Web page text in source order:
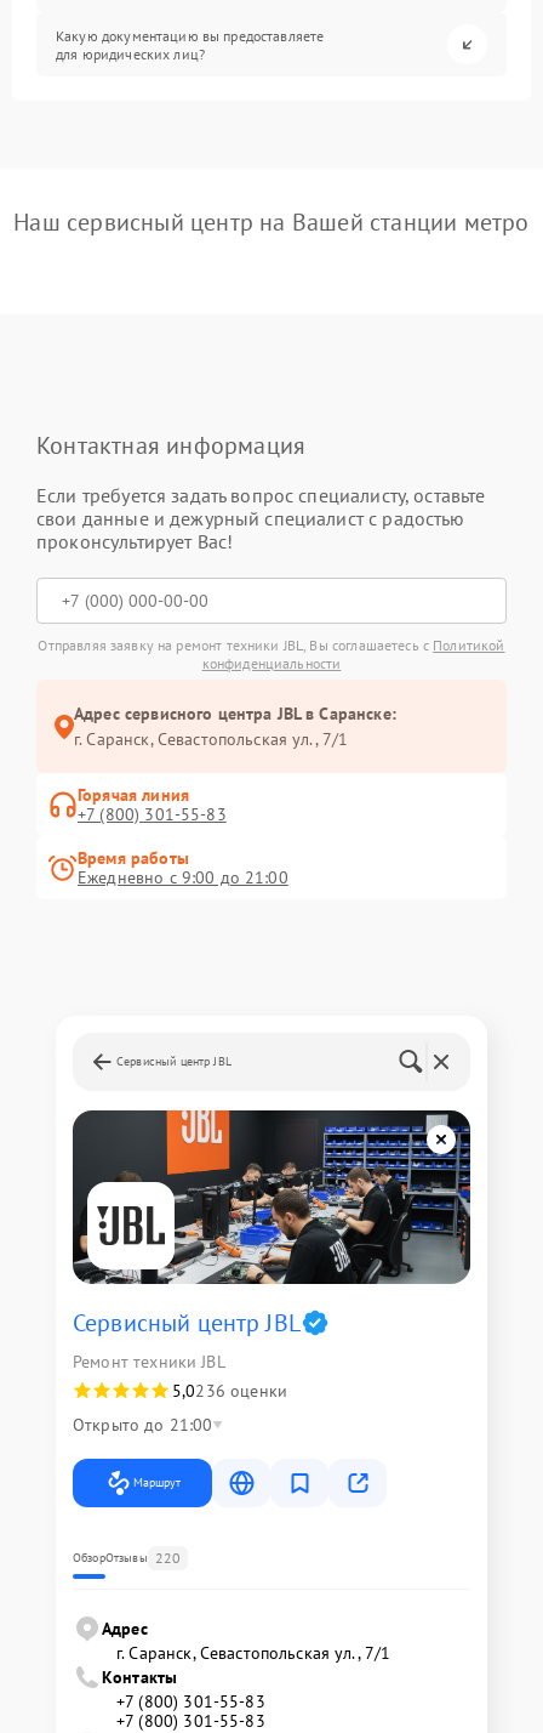
Какую документацию вы предоставляете
для юридических лиц?
Наш сервисный центр на Вашей станции метро
Контактная информация
Если требуется задать вопрос специалисту, оставьте
свои данные и дежурный специалист с радостью
проконсультирует Вас!
Отправляя заявку на ремонт техники JBL, Вы соглашаетесь с Политикой
конфиденциальности
Адрес сервисного центра JBL в Саранске:
г. Саранск, Севастопольская ул., 7/1
Горячая линия
+7 (800) 301-55-83
Время работы
Ежедневно с 9:00 до 21:00
Сервисный центр JBL
Сервисный центр JBL
Ремонт техники JBL
5,0236 оценки
Открыто до 21:00
Маршрут
ОбзорОтзывы 220
Адрес
г. Саранск, Севастопольская ул., 7/1
Контакты
+7 (800) 301-55-83
+7 (800) 301-55-83